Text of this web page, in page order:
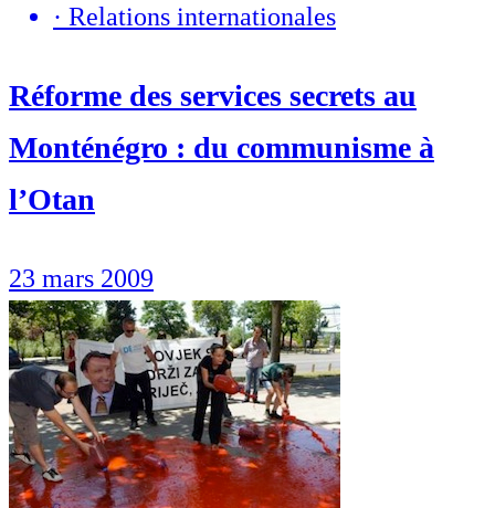
· Relations internationales
Réforme des services secrets au
Monténégro : du communisme à
l’Otan
23 mars 2009